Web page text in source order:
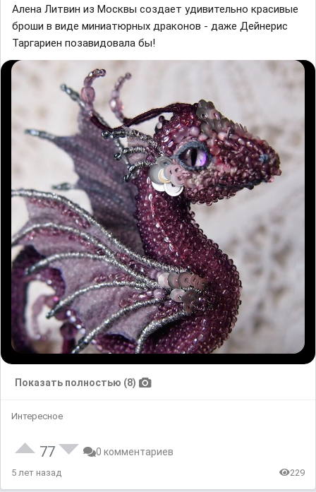
Алена Литвин из Москвы создает удивительно красивые
броши в виде миниатюрных драконов - даже Дейнерис
Таргариен позавидовала бы!
Показать полностью (8)
Интересное
77 0 комментариев
5 лет назад 229